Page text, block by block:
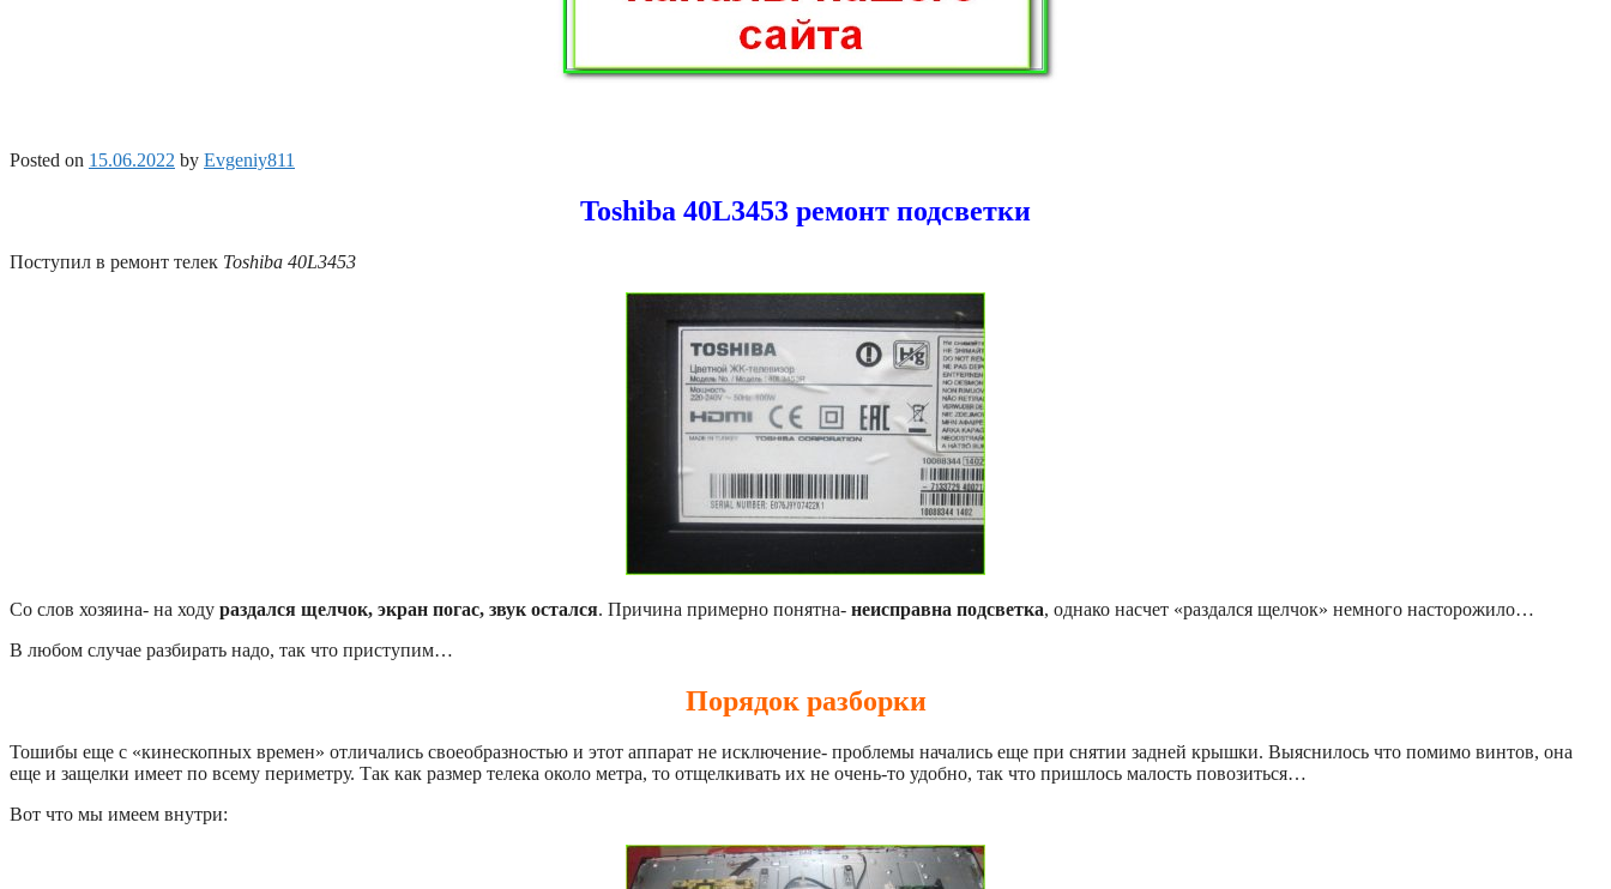
Posted on 15.06.2022 by Evgeniy811
Toshiba 40L3453 ремонт подсветки
Поступил в ремонт телек Toshiba 40L3453
Со слов хозяина- на ходу раздался щелчок, экран погас, звук остался. Причина примерно понятна- неисправна подсветка, однако насчет «раздался щелчок» немного насторожило…
В любом случае разбирать надо, так что приступим…
Порядок разборки
Тошибы еще с «кинескопных времен» отличались своеобразностью и этот аппарат не исключение- проблемы начались еще при снятии задней крышки. Выяснилось что помимо винтов, она
еще и защелки имеет по всему периметру. Так как размер телека около метра, то отщелкивать их не очень-то удобно, так что пришлось малость повозиться…
Вот что мы имеем внутри: